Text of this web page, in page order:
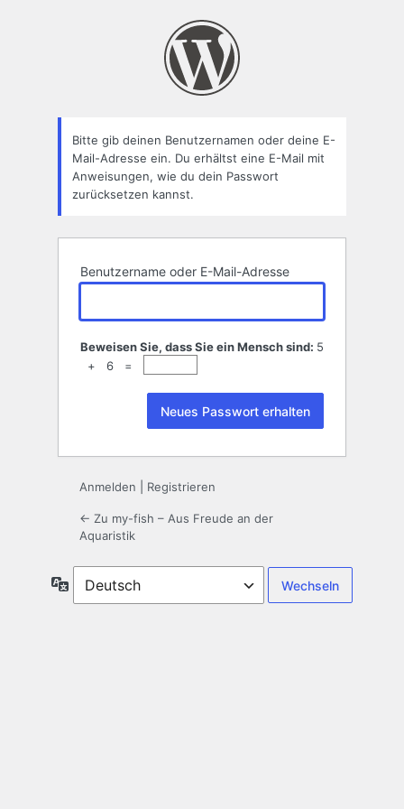
Bitte gib deinen Benutzernamen oder deine E-
Mail-Adresse ein. Du erhältst eine E-Mail mit
Anweisungen, wie du dein Passwort
zurücksetzen kannst.
Benutzername oder E-Mail-Adresse
Beweisen Sie, dass Sie ein Mensch sind: 5
+ 6 =
Anmelden Registrieren
← Zu my-fish – Aus Freude an der
Aquaristik
Sprache